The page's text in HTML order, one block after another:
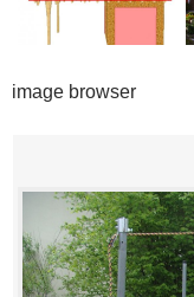
image browser